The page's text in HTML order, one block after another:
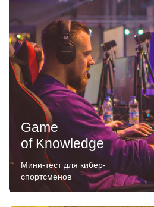
Game
of Knowledge
Мини-тест для кибер-
спортсменов